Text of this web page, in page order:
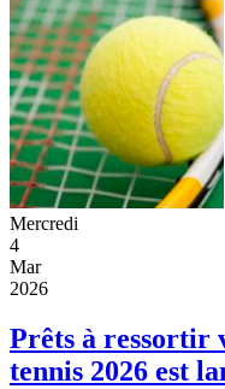
Mercredi
4
Mar
2026
Prêts à ressortir
tennis 2026 est